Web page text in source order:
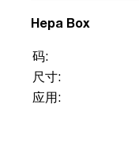
Hepa Box
码:
尺寸:
应用: